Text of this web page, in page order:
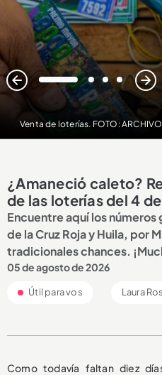
Venta de loterías. FOTO:
1 2 3 4
¿Amaneció caleto?
de las loterías del 4
Encuentre aquí los
de la Cruz Roja y Huila, por
tradicionales chances.
05 de agosto de 2026
Útil para vos Laura
Como todavía faltan diez